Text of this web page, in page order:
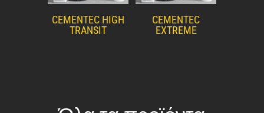
CEMENTEC HIGH
TRANSIT
CEMENTEC
EXTREME